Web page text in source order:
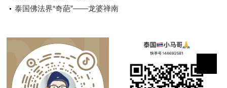
泰国佛法界“奇葩”——龙婆禅南